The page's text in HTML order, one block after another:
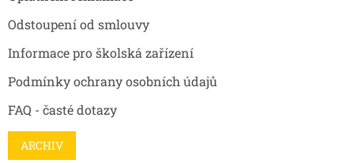
Odstoupení od smlouvy
Informace pro školská zařízení
Podmínky ochrany osobních údajů
FAQ - časté dotazy
ARCHIV